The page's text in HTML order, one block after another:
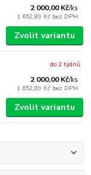
2 000,00 Kč/ks
1 652,89 Kč bez DPH
Zvolit variantu
2 000,00 Kč/ks
1 652,89 Kč bez DPH
do 2 týdnů
Zvolit variantu